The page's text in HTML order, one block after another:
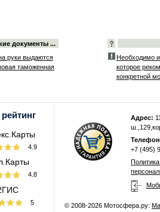
документы ...
руки выдаются
таможенная
Необходимо
которое
конкретной
4.9
4.8
5
Адрес:
+7 (495)
© 2008-2026 Мотосфера.ру: